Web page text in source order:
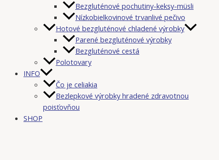
Bezgluténové pochutiny-keksy-müsli
Nízkobielkovinové trvanlivé pečivo
Hotové bezgluténové chladené výrobky
Parené bezgluténové výrobky
Bezgluténové cestá
Polotovary
INFO
Čo je celiakia
Bezlepkové výrobky hradené zdravotnou
poisťovňou
SHOP